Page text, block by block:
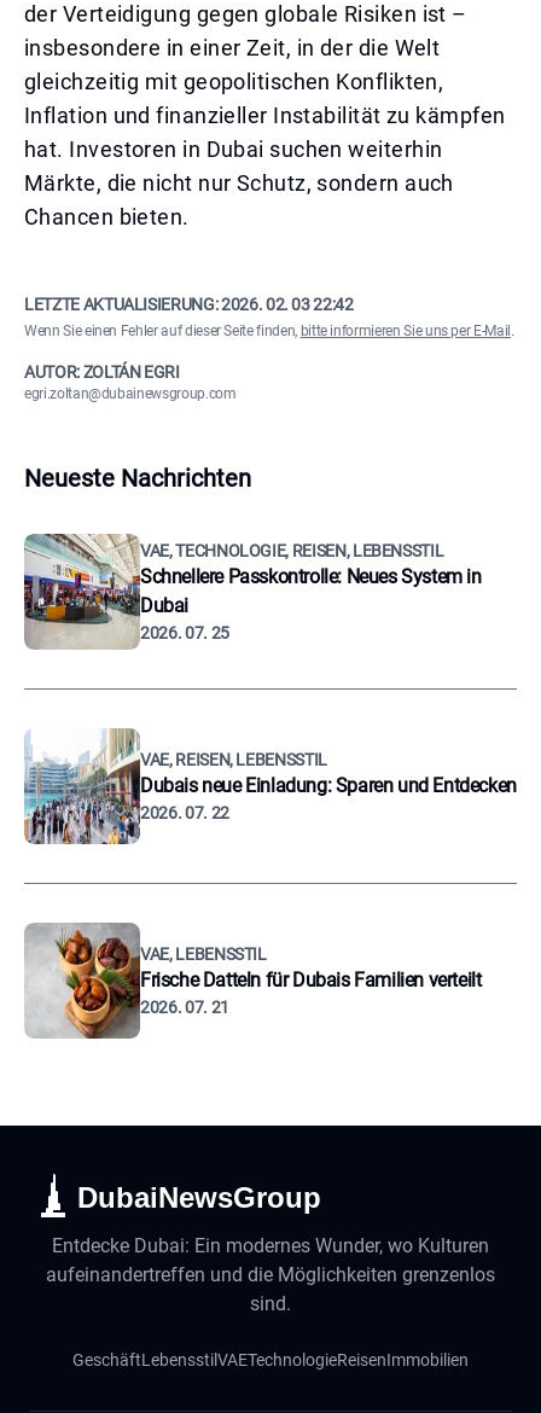
der Verteidigung gegen globale Risiken ist –
insbesondere in einer Zeit, in der die Welt
gleichzeitig mit geopolitischen Konflikten,
Inflation und finanzieller Instabilität zu kämpfen
hat. Investoren in Dubai suchen weiterhin
Märkte, die nicht nur Schutz, sondern auch
Chancen bieten.
LETZTE AKTUALISIERUNG:2026. 02. 03 22:42
Wenn Sie einen Fehler auf dieser Seite finden, bitte informieren Sie uns per E-Mail .
AUTOR: ZOLTÁN EGRI
egri.zoltan@dubainewsgroup.com
Neueste Nachrichten
VAE, TECHNOLOGIE, REISEN, LEBENSSTIL
Schnellere Passkontrolle: Neues System in
Dubai
2026. 07. 25
VAE, REISEN, LEBENSSTIL
Dubais neue Einladung: Sparen und Entdecken
2026. 07. 22
VAE, LEBENSSTIL
Frische Datteln für Dubais Familien verteilt
2026. 07. 21
DubaiNewsGroup
Entdecke Dubai: Ein modernes Wunder, wo Kulturen
aufeinandertreffen und die Möglichkeiten grenzenlos
sind.
GeschäftLebensstilVAETechnologieReisenImmobilien